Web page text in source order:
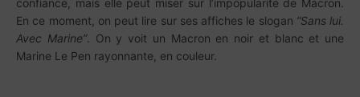
confiance, mais elle peut miser sur l’impopularité de Macron.
En ce moment, on peut lire sur ses affiches le slogan “Sans lui.
Avec Marine”. On y voit un Macron en noir et blanc et une
Marine Le Pen rayonnante, en couleur.